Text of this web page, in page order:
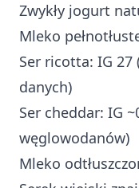
Zwykły jogurt
Mleko
Ser ricotta: IG 27
danych)
Ser cheddar: IG
węglowodanów)
Mleko